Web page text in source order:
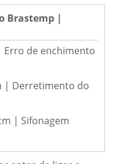
Brastemp |
Erro de enchimento
| Derretimento do
| Sifonagem